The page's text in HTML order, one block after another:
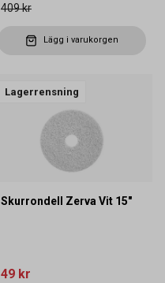
409 kr
Lägg i varukorgen
Lagerrensning
Skurrondell Zerva Vit 15"
49 kr